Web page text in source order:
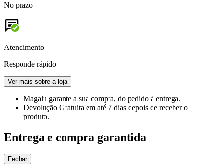
No prazo
Atendimento
Responde rápido
Ver mais sobre a loja
Magalu garante a sua compra, do pedido à entrega.
Devolução Gratuita em até 7 dias depois de receber o
produto.
Entrega e compra garantida
Fechar